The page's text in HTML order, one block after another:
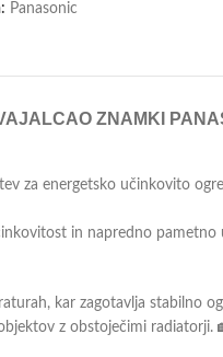
Panasonic
O ZNAMKI
za energetsko učinkovito
in napredno
kar zagotavlja stabilno
z obstoječimi radiatorji.